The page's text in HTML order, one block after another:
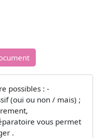
possibles : -
(oui ou non / mais) ;
vous permet
.